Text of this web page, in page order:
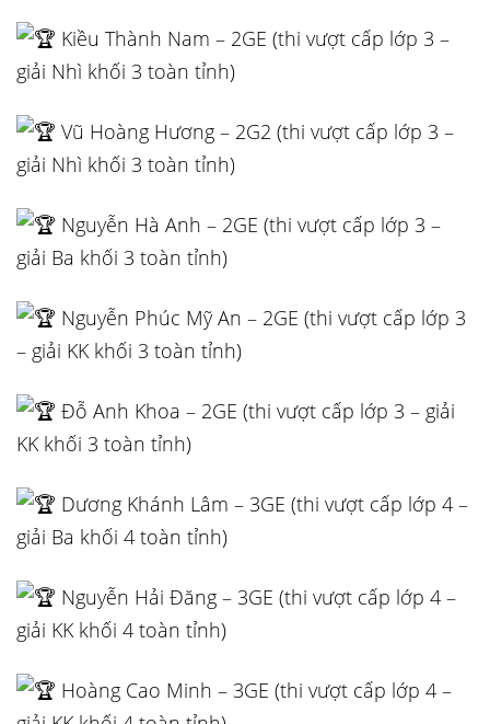
Kiều Thành Nam – 2GE (thi vượt cấp lớp 3 –
giải Nhì khối 3 toàn tỉnh)
Vũ Hoàng Hương – 2G2 (thi vượt cấp lớp 3 –
giải Nhì khối 3 toàn tỉnh)
Nguyễn Hà Anh – 2GE (thi vượt cấp lớp 3 –
giải Ba khối 3 toàn tỉnh)
Nguyễn Phúc Mỹ An – 2GE (thi vượt cấp lớp 3
– giải KK khối 3 toàn tỉnh)
Đỗ Anh Khoa – 2GE (thi vượt cấp lớp 3 – giải
KK khối 3 toàn tỉnh)
Dương Khánh Lâm – 3GE (thi vượt cấp lớp 4 –
giải Ba khối 4 toàn tỉnh)
Nguyễn Hải Đăng – 3GE (thi vượt cấp lớp 4 –
giải KK khối 4 toàn tỉnh)
Hoàng Cao Minh – 3GE (thi vượt cấp lớp 4 –